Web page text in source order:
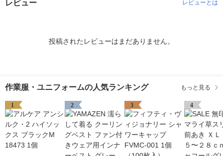
レビュー レビューとは
投稿されたレビューはまだありません。
作業服・ユニフォームの人気ランキング もっと見る
1 2 3 4